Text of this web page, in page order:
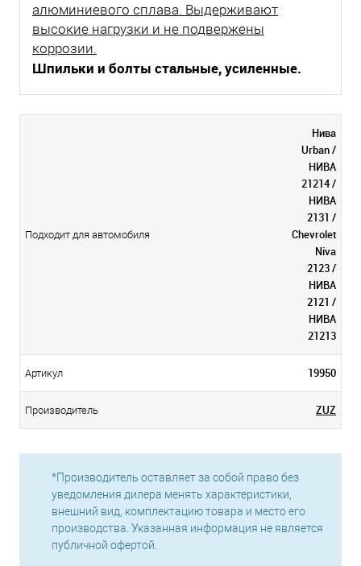
алюминиевого сплава. Выдерживают
высокие нагрузки и не подвержены
коррозии.
Шпильки и болты стальные, усиленные.
Подходит для автомобиля
Нива
Urban /
НИВА
21214 /
НИВА
2131 /
Chevrolet
Niva
2123 /
НИВА
2121 /
НИВА
21213
Артикул 19950
Производитель ZUZ
*Производитель оставляет за собой право без
уведомления дилера менять характеристики,
внешний вид, комплектацию товара и место его
производства. Указанная информация не является
публичной офертой.